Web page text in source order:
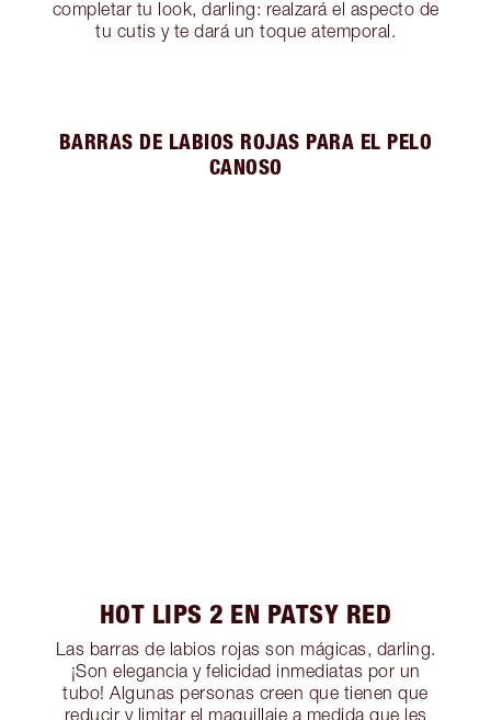
completar tu look, darling: realzará el aspecto de
tu cutis y te dará un toque atemporal.
BARRAS DE LABIOS ROJAS PARA EL PELO
CANOSO
HOT LIPS 2 EN PATSY RED
Las barras de labios rojas son mágicas, darling.
¡Son elegancia y felicidad inmediatas por un
tubo! Algunas personas creen que tienen que
reducir y limitar el maquillaje a medida que les